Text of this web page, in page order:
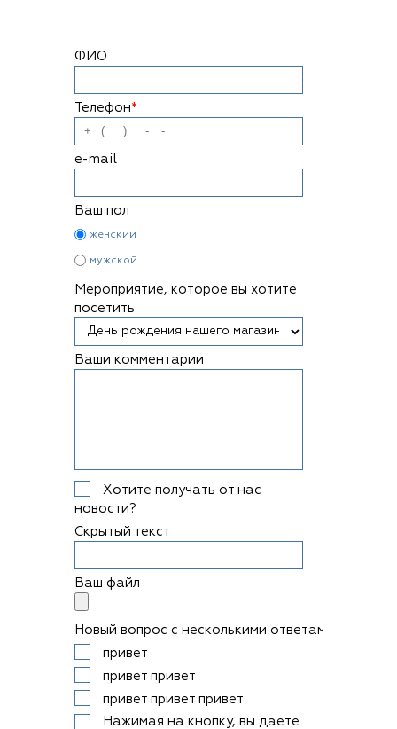
ФИО
Телефон*
e-mail
Ваш пол
женский
мужской
Мероприятие, которое вы хотите
посетить
Ваши комментарии
Хотите получать от нас
новости?
Скрытый текст
Ваш файл
Новый вопрос с несколькими ответами
привет
привет привет
привет привет привет
Нажимая на кнопку, вы даете